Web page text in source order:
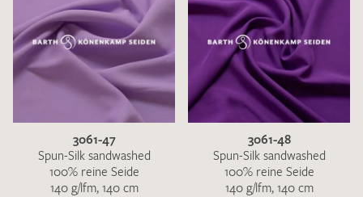
3061-47
Spun-Silk sandwashed
100% reine Seide
140 g/lfm, 140 cm
3061-48
Spun-Silk sandwashed
100% reine Seide
140 g/lfm, 140 cm